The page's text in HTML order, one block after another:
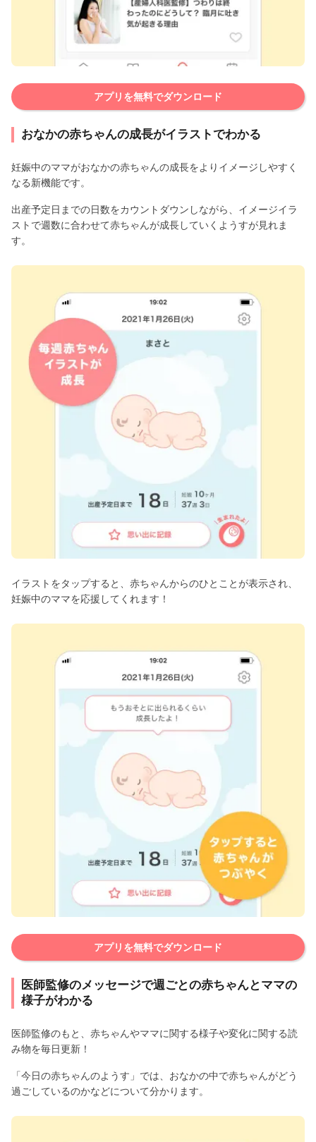
アプリを無料でダウンロード
おなかの赤ちゃんの成長がイラストでわかる
妊娠中のママがおなかの赤ちゃんの成長をよりイメージしやすく
なる新機能です。
出産予定日までの日数をカウントダウンしながら、イメージイラ
ストで週数に合わせて赤ちゃんが成長していくようすが見れま
す。
イラストをタップすると、赤ちゃんからのひとことが表示され、
妊娠中のママを応援してくれます！
アプリを無料でダウンロード
医師監修のメッセージで週ごとの赤ちゃんとママの
様子がわかる
医師監修のもと、赤ちゃんやママに関する様子や変化に関する読
み物を毎日更新！
「今日の赤ちゃんのようす」では、おなかの中で赤ちゃんがどう
過ごしているのかなどについて分かります。